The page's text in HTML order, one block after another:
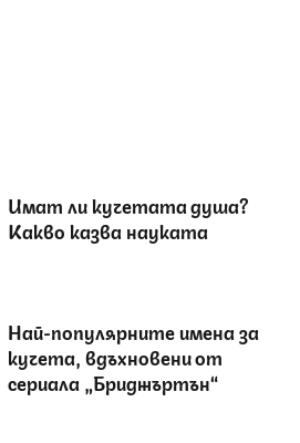
Имат ли кучетата душа?
Какво казва науката
Най-популярните имена за
кучета, вдъхновени от
сериала „Бриджъртън“